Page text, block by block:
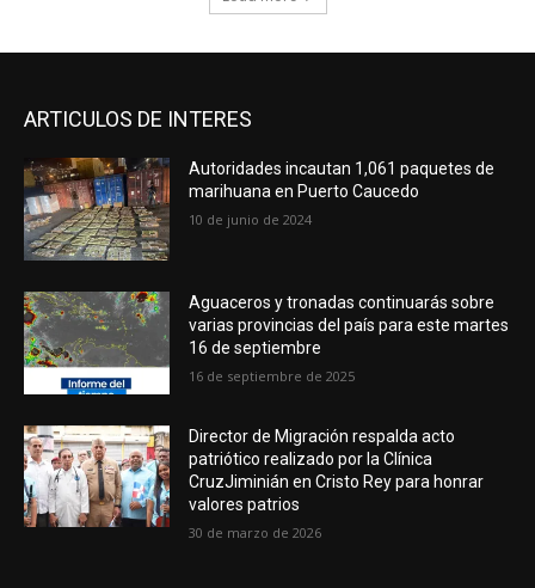
ARTICULOS DE INTERES
Autoridades incautan 1,061 paquetes de
marihuana en Puerto Caucedo
10 de junio de 2024
Aguaceros y tronadas continuarás sobre
varias provincias del país para este martes
16 de septiembre
16 de septiembre de 2025
Director de Migración respalda acto
patriótico realizado por la Clínica
CruzJiminián en Cristo Rey para honrar
valores patrios
30 de marzo de 2026